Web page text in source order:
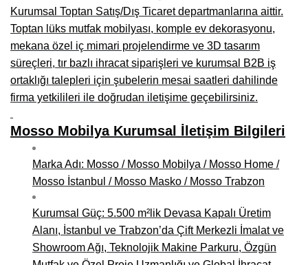
Niğde Mobilyacılar, Mobilya Firmaları, İmalatçıları
Giresun Mobilya Mağazaları, İmalatçıları, Mobilyacıları
Kurumsal Toptan Satış/Dış Ticaret departmanlarına aittir.
Toptan lüks mutfak mobilyası, komple ev dekorasyonu,
mekana özel iç mimari projelendirme ve 3D tasarım
süreçleri, tır bazlı ihracat siparişleri ve kurumsal B2B iş
ortaklığı talepleri için şubelerin mesai saatleri dahilinde
firma yetkilileri ile doğrudan iletişime geçebilirsiniz.
Mosso Mobilya Kurumsal İletişim Bilgileri
Marka Adı: Mosso / Mosso Mobilya / Mosso Home /
Mosso İstanbul / Mosso Masko / Mosso Trabzon
Kurumsal Güç: 5.500 m²lik Devasa Kapalı Üretim
Alanı, İstanbul ve Trabzon’da Çift Merkezli İmalat ve
Showroom Ağı, Teknolojik Makine Parkuru, Özgün